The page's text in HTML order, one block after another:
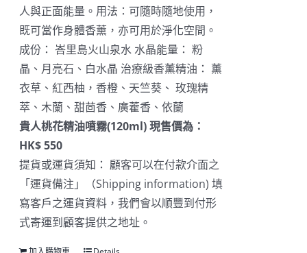
人與正面能量。用法：可隨時隨地使用，
既可當作身體香薰，亦可用於淨化空間。
成份： 峇里島火山泉水 水晶能量： 粉
晶、月亮石、白水晶 治療級香薰精油： 薰
衣草、紅西柚，香橙、天竺葵、 玫瑰精
萃、木蘭、甜茴香、廣藿香、依蘭
貴人桃花精油噴霧(120ml) 現售價為：
HK$ 550
提貨或運貨須知： 顧客可以在付款介面之
「運貨備注」（Shipping information) 填
寫客戶之運貨資料，我們會以順豐到付形
式寄運到顧客提供之地址。